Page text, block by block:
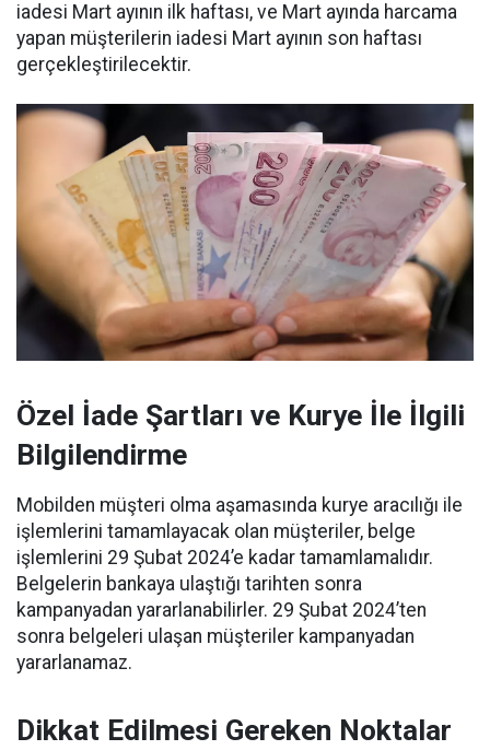
iadesi Mart ayının ilk haftası, ve Mart ayında harcama
yapan müşterilerin iadesi Mart ayının son haftası
gerçekleştirilecektir.
Özel İade Şartları ve Kurye İle İlgili
Bilgilendirme
Mobilden müşteri olma aşamasında kurye aracılığı ile
işlemlerini tamamlayacak olan müşteriler, belge
işlemlerini 29 Şubat 2024’e kadar tamamlamalıdır.
Belgelerin bankaya ulaştığı tarihten sonra
kampanyadan yararlanabilirler. 29 Şubat 2024’ten
sonra belgeleri ulaşan müşteriler kampanyadan
yararlanamaz.
Dikkat Edilmesi Gereken Noktalar